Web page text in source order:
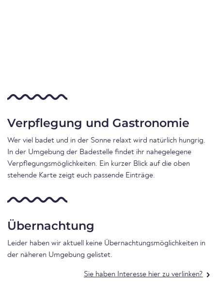
Verpflegung und Gastronomie
Wer viel badet und in der Sonne relaxt wird natürlich hungrig.
In der Umgebung der Badestelle findet ihr nahegelegene
Verpflegungsmöglichkeiten. Ein kurzer Blick auf die oben
stehende Karte zeigt euch passende Einträge.
Übernachtung
Leider haben wir aktuell keine Übernachtungsmöglichkeiten in
der näheren Umgebung gelistet.
Sie haben Interesse hier zu verlinken?